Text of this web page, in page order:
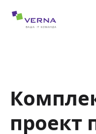
проект